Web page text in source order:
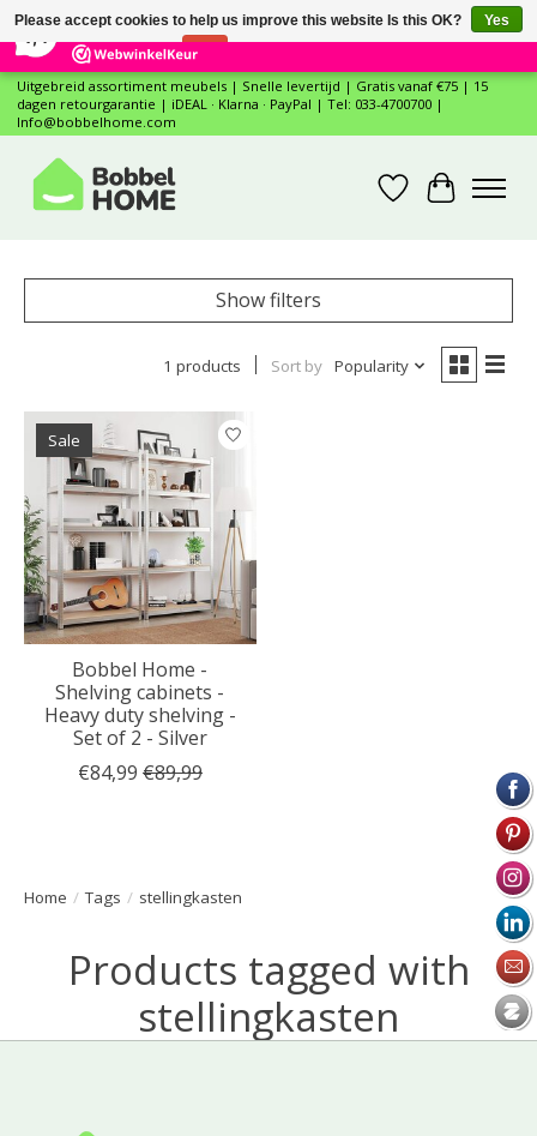
12 Reviews ×
Uitgebreid assortiment meubels | Snelle levertijd | Gratis vanaf €75 | 15
dagen retourgarantie | iDEAL · Klarna · PayPal | Tel: 033-4700700 |
Info@bobbelhome.com
WishlistCart
Home / Tags / stellingkasten
Products tagged with
stellingkasten
Show filters
1 products Sort by Popularity
Sale
Bobbel Home -
Shelving cabinets -
Heavy duty shelving -
Set of 2 - Silver
€84,99 €89,99
Please accept cookies to help us improve this website Is this OK?
Yes
No